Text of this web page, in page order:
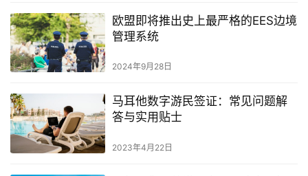
南
马
耳
移
民
留
欧盟即将推出史上最严格的EES边境
管理系统
2024年9月28日
马耳他数字游民签证：常见问题解
答与实用贴士
2023年4月22日